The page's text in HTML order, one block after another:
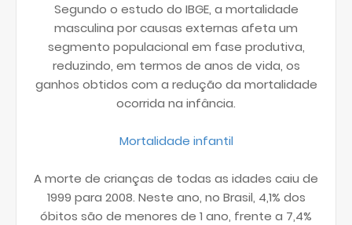
Segundo o estudo do IBGE, a mortalidade
masculina por causas externas afeta um
segmento populacional em fase produtiva,
reduzindo, em termos de anos de vida, os
ganhos obtidos com a redução da mortalidade
ocorrida na infância.
Mortalidade infantil
A morte de crianças de todas as idades caiu de
1999 para 2008. Neste ano, no Brasil, 4,1% dos
óbitos são de menores de 1 ano, frente a 7,4%